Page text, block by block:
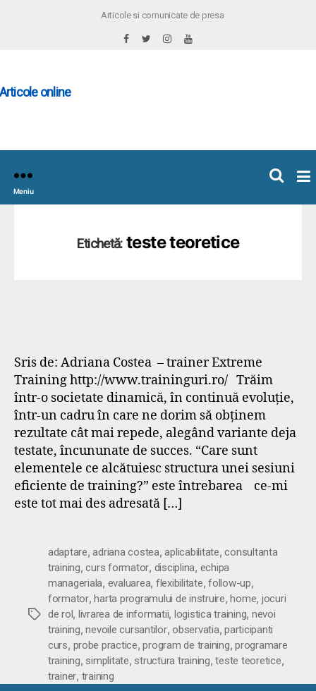
Articole si comunicate de presa
Meniu
Etichetă: teste teoretice
Sris de: Adriana Costea – trainer Extreme
Training http://www.traininguri.ro/ Trăim
într-o societate dinamică, în continuă evoluție,
într-un cadru în care ne dorim să obținem
rezultate cât mai repede, alegând variante deja
testate, încununate de succes. “Care sunt
elementele ce alcătuiesc structura unei sesiuni
eficiente de training?” este întrebarea ce-mi
este tot mai des adresată […]
Etichete
adaptare,adriana costea,aplicabilitate,consultanta
training,curs formator, disciplina, echipa
manageriala, evaluarea, flexibilitate,follow-up,
formator,harta programului de instruire,home, jocuri
de rol, livrarea de informatii, logistica training, nevoi
training,nevoile cursantilor,observatia,participanti
curs, probe practice,program de training,programare
training, simplitate, structura training,teste teoretice,
trainer, training